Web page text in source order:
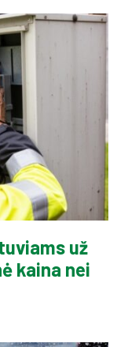
už
kaina nei